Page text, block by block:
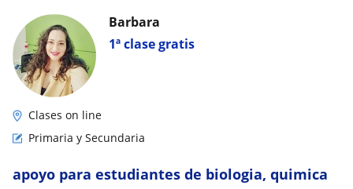
1ª clase gratis
Barbara
Clases on line
Primaria y Secundaria
apoyo para estudiantes de biologia, quimica